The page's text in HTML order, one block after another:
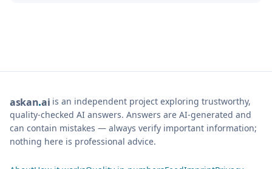
askan ai is an independent project exploring trustworthy,
quality-checked AI answers. Answers are AI-generated and
can contain mistakes — always verify important information;
nothing here is professional advice.